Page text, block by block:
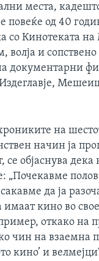
места,
повеќе од 40
со Кинотеката
волја и
документарни
на
начин ја
се објаснува
„Почекавме
да ја
кино во
откако на
чин на взаемна
кино’ и